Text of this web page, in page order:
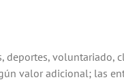
deportes, voluntariado,
valor adicional; las